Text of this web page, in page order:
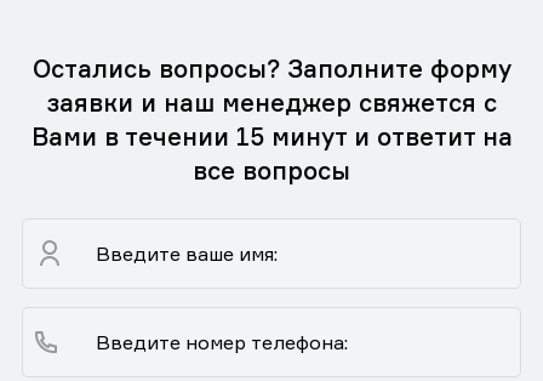
Остались вопросы? Заполните форму
заявки и наш менеджер свяжется с
Вами в течении 15 минут и ответит на
все вопросы